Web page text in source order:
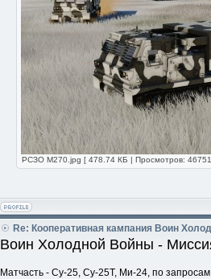
РСЗО М270.jpg [ 478.74 КБ | Просмотров:
Re: Кооперативная кампания Воин
Воин Холодной Войны -
Матчасть - Су-25, Су-25Т, Ми-24, по